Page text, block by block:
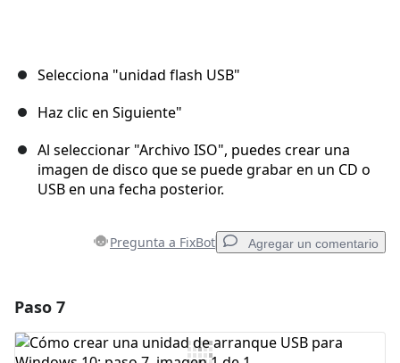
Selecciona "unidad flash USB"
Haz clic en Siguiente"
Al seleccionar "Archivo ISO", puedes crear una
imagen de disco que se puede grabar en un CD o
USB en una fecha posterior.
Pregunta a FixBot Agregar un comentario
Agregar Comentario
Paso 7